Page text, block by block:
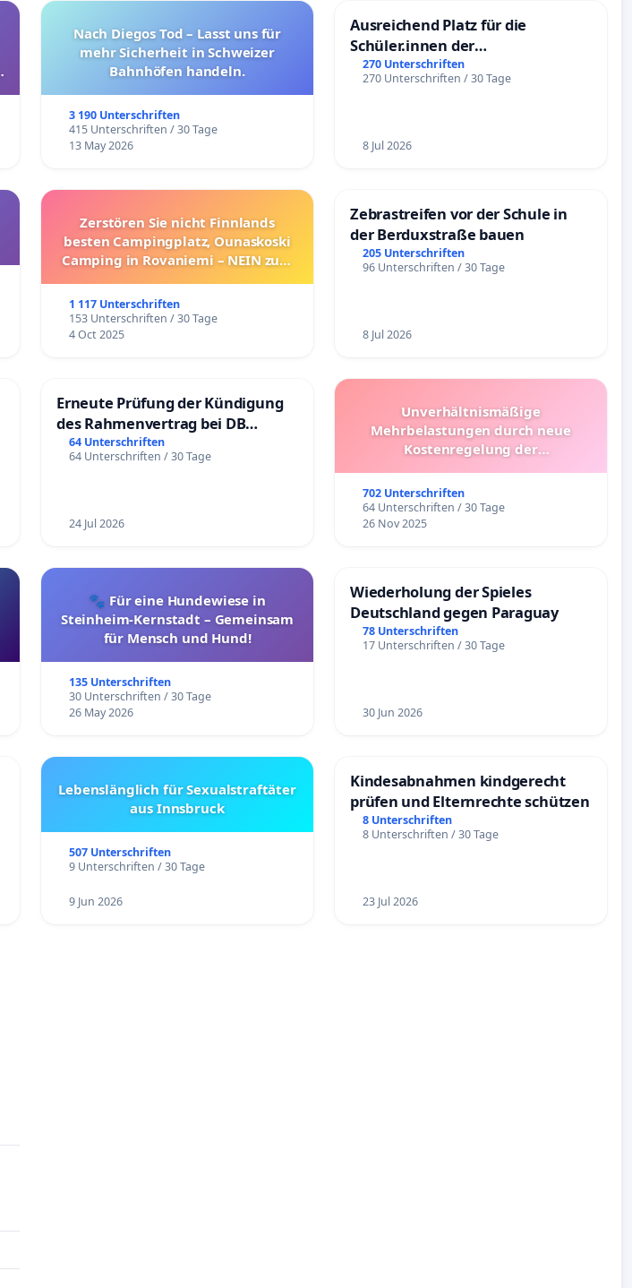
Nach Diegos Tod – Lasst uns für
mehr Sicherheit in Schweizer
Bahnhöfen handeln.
3 190 Unterschriften
415 Unterschriften / 30 Tage
13 May 2026
Ausreichend Platz für die
Schüler.innen der
Schönbergschule
270 Unterschriften
270 Unterschriften / 30 Tage
8 Jul 2026
Zerstören Sie nicht Finnlands
besten Campingplatz, Ounaskoski
Camping in Rovaniemi – NEIN zum
1 117 Unterschriften
153 Unterschriften / 30 Tage
4 Oct 2025
Zebrastreifen vor der Schule in
der Berduxstraße bauen
205 Unterschriften
96 Unterschriften / 30 Tage
8 Jul 2026
Erneute Prüfung der Kündigung
des Rahmenvertrag bei DB
Fahrwegdienste Gmbh
64 Unterschriften
64 Unterschriften / 30 Tage
24 Jul 2026
Unverhältnismäßige
Mehrbelastungen durch neue
Kostenregelung der
Überprüfung und Alternativen
702 Unterschriften
64 Unterschriften / 30 Tage
26 Nov 2025
🐾 Für eine Hundewiese in
Steinheim-Kernstadt – Gemeinsam
für Mensch und Hund!
135 Unterschriften
30 Unterschriften / 30 Tage
26 May 2026
Wiederholung der Spieles
Deutschland gegen Paraguay
78 Unterschriften
17 Unterschriften / 30 Tage
30 Jun 2026
Lebenslänglich für Sexualstraftäter
aus Innsbruck
507 Unterschriften
9 Unterschriften / 30 Tage
9 Jun 2026
Kindesabnahmen kindgerecht
prüfen und Elternrechte schützen
8 Unterschriften
8 Unterschriften / 30 Tage
23 Jul 2026